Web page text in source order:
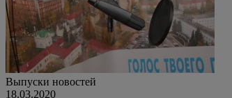
Выпуски новостей
18.03.2020